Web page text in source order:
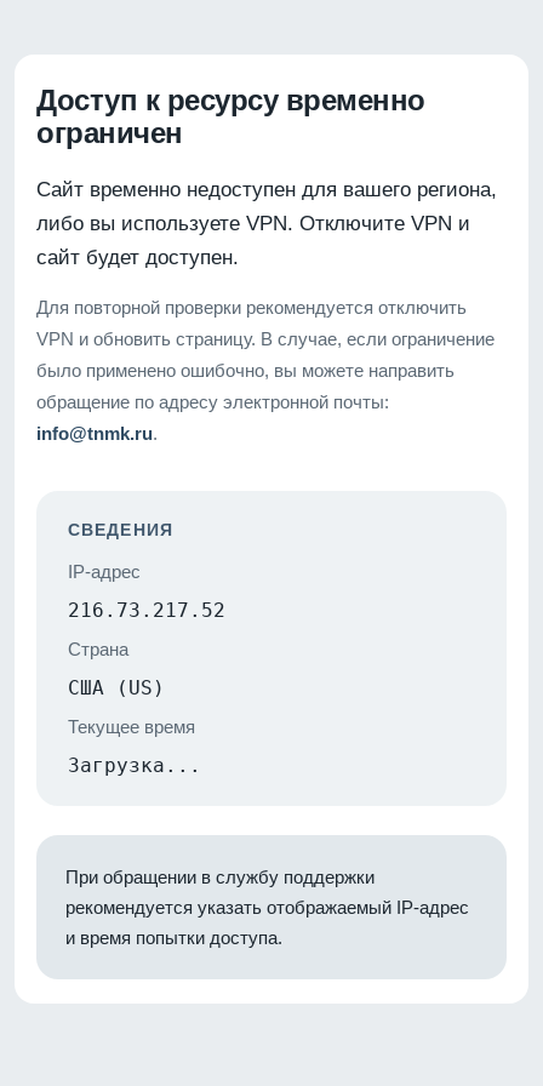
Доступ к ресурсу временно
ограничен
Сайт временно недоступен для вашего региона,
либо вы используете VPN. Отключите VPN и
сайт будет доступен.
Для повторной проверки рекомендуется отключить
VPN и обновить страницу. В случае, если ограничение
было применено ошибочно, вы можете направить
обращение по адресу электронной почты:
info@tnmk.ru.
СВЕДЕНИЯ
IP-адрес
216.73.217.52
Страна
США (US)
Текущее время
Загрузка...
При обращении в службу поддержки
рекомендуется указать отображаемый IP-адрес
и время попытки доступа.